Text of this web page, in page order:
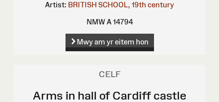
Artist: BRITISH SCHOOL, 19th century
NMW A 14794
Mwy am yr eitem hon
CELF
Arms in hall of Cardiff castle